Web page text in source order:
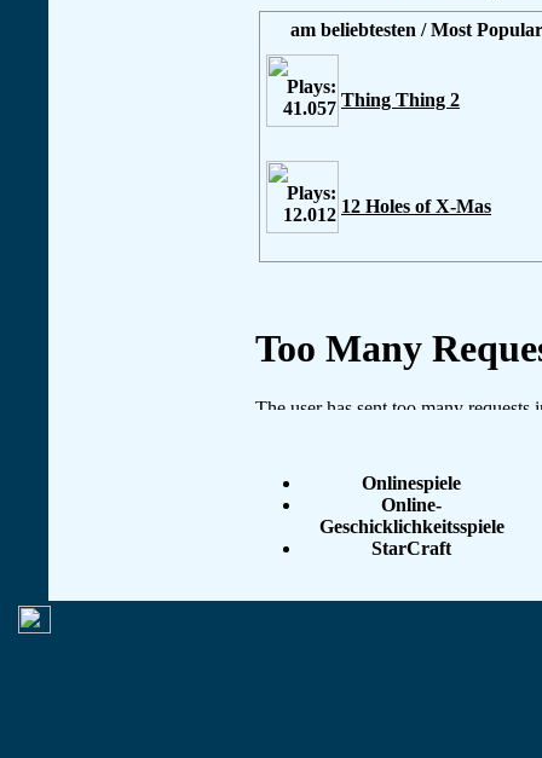
am beliebtesten / Most
Thing Thing 2
12 Holes of X-Mas
Onlinespiele
Online-
Geschicklichkeitsspiele
StarCraft